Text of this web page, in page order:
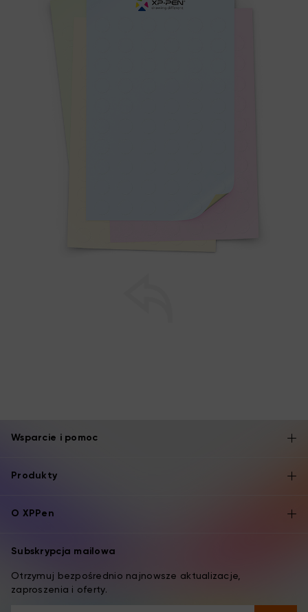
Wsparcie i pomoc
Produkty
O XPPen
Subskrypcja mailowa
Otrzymuj bezpośrednio najnowsze aktualizacje,
zaproszenia i oferty.